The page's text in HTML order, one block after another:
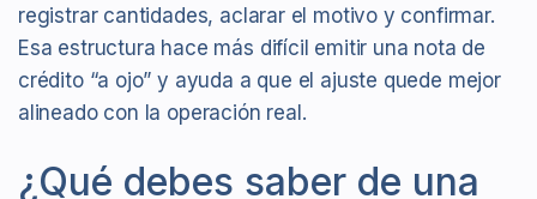
registrar cantidades, aclarar el motivo y confirmar.
Esa estructura hace más difícil emitir una nota de
crédito “a ojo” y ayuda a que el ajuste quede mejor
alineado con la operación real.
¿Qué debes saber de una